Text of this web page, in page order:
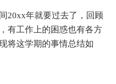
20xx年就要过去了，回顾
有工作上的困惑也有各方
将这学期的事情总结如